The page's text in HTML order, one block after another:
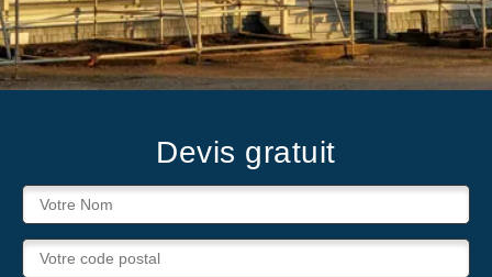
Devis gratuit